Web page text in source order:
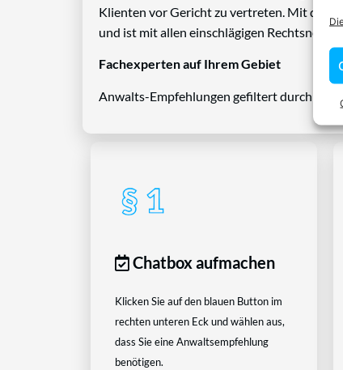
Klienten vor Gericht zu vertreten. Mit
und ist mit allen einschlägigen
Fachexperten auf Ihrem Gebiet
Anwalts-Empfehlungen gefiltert durch das
Chatbox aufmachen
Klicken Sie auf den blauen Button im
rechten unteren Eck und wählen aus,
dass Sie eine Anwaltsempfehlung
benötigen.